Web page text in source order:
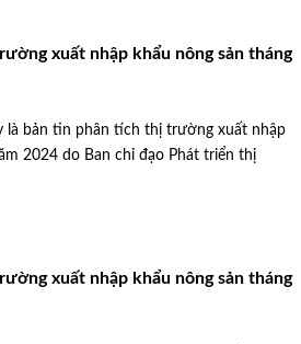
xuất nhập khẩu nông sản tháng
là bản tin phân tích thị trường xuất nhập
2024 do Ban chỉ đạo Phát triển thị
xuất nhập khẩu nông sản tháng